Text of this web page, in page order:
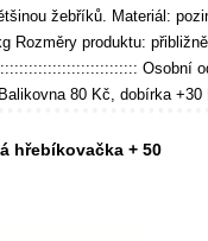
žebříků. Materiál:
Rozměry produktu:
Osobní
Balikovna 80 Kč, dobírka +30
hřebíkovačka + 50